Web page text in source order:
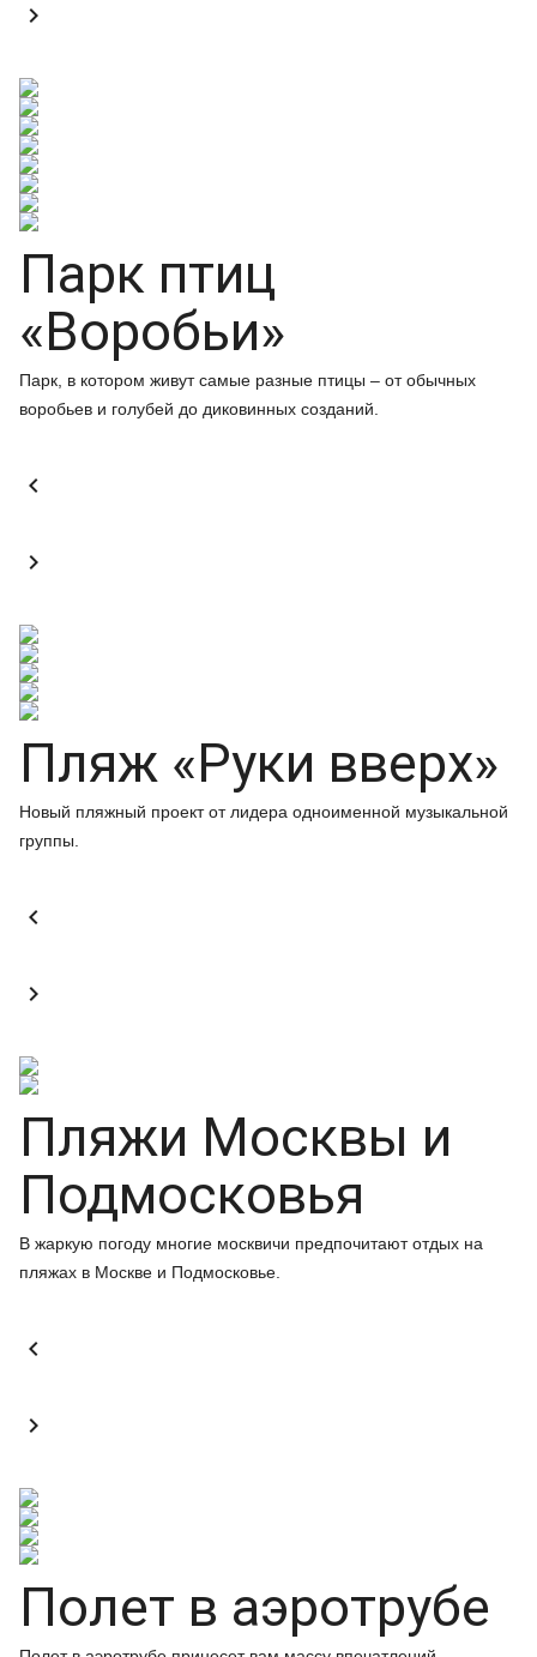

Парк птиц
«Воробьи»
Парк, в котором живут самые разные птицы – от обычных
воробьев и голубей до диковинных созданий.


Пляж «Руки вверх»
Новый пляжный проект от лидера одноименной музыкальной
группы.


Пляжи Москвы и
Подмосковья
В жаркую погоду многие москвичи предпочитают отдых на
пляжах в Москве и Подмосковье.


Полет в аэротрубе